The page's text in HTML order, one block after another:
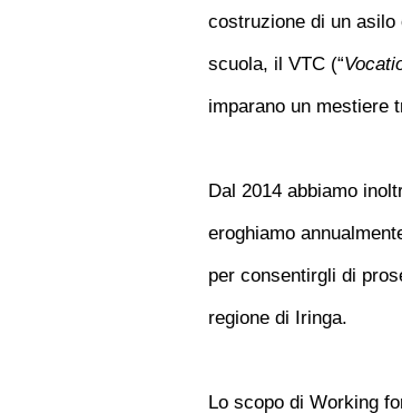
costruzione di un
scuola, il VTC (“
imparano un mestiere
Dal 2014 abbiamo
eroghiamo
per consentirgli di
regione di Iringa.
Lo scopo di Working